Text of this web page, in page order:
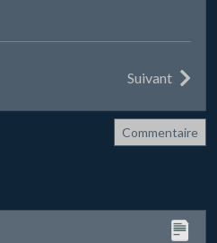
Suivant
Commentaire